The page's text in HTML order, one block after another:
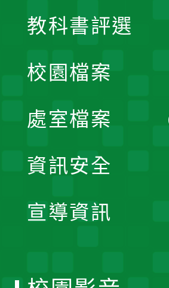
教科書評選
校園檔案
處室檔案
資訊安全
宣導資訊